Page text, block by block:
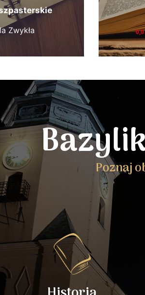
Zwykła
Poznaj